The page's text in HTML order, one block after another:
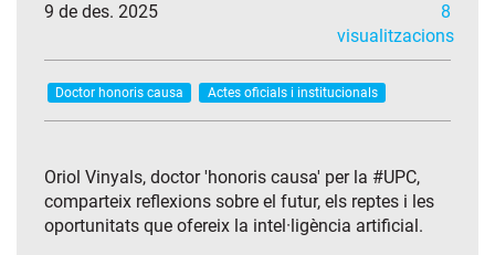
9 de des. 2025
8
visualitzacions
Doctor honoris causa Actes oficials i institucionals
Oriol Vinyals, doctor 'honoris causa' per la #UPC,
comparteix reflexions sobre el futur, els reptes i les
oportunitats que ofereix la intel·ligència artificial.